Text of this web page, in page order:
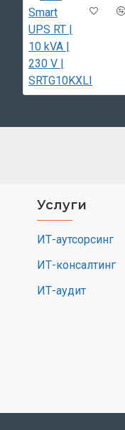
Услуги
ИТ-аутсорсинг
ИТ-консалтинг
ИТ-аудит